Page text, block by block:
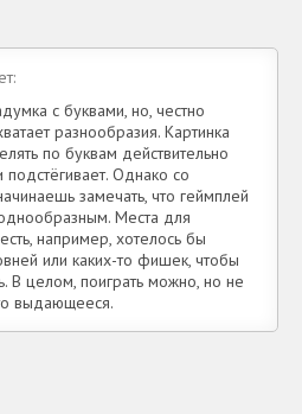
с буквами, но, честно
разнообразия. Картинка
по буквам действительно
подстёгивает. Однако со
замечать, что геймплей
Места для
например, хотелось бы
или каких-то фишек, чтобы
В целом, поиграть можно, но не
выдающееся.